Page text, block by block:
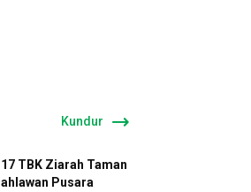
Kundur
TBK Ziarah Taman
Pusara